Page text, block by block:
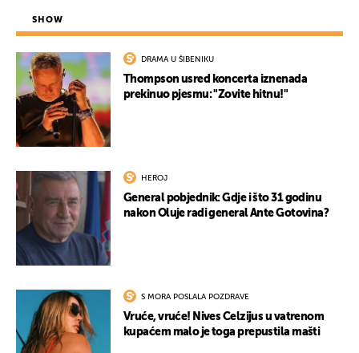
SHOW
DRAMA U ŠIBENIKU
Thompson usred koncerta iznenada
prekinuo pjesmu: "Zovite hitnu!"
HEROJ
General pobjednik: Gdje i što 31 godinu
nakon Oluje radi general Ante Gotovina?
S MORA POSLALA POZDRAVE
Vruće, vruće! Nives Celzijus u vatrenom
kupaćem malo je toga prepustila mašti